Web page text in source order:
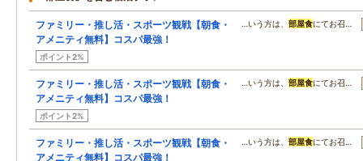
ファミリー・推し活・スポーツ観戦【朝食・
アメニティ無料】コスパ最強！
ポイント2%
…いう方は、 部屋食にてお召…
ファミリー・推し活・スポーツ観戦【朝食・
アメニティ無料】コスパ最強！
ポイント2%
…いう方は、 部屋食にてお召…
ファミリー・推し活・スポーツ観戦【朝食・
アメニティ無料】コスパ最強！
…いう方は、 部屋食にてお召…